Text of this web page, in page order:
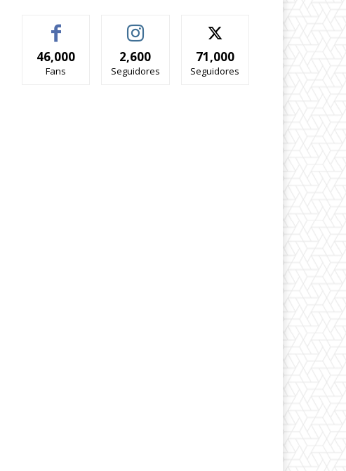
46,000
Fans
2,600
Seguidores
71,000
Seguidores